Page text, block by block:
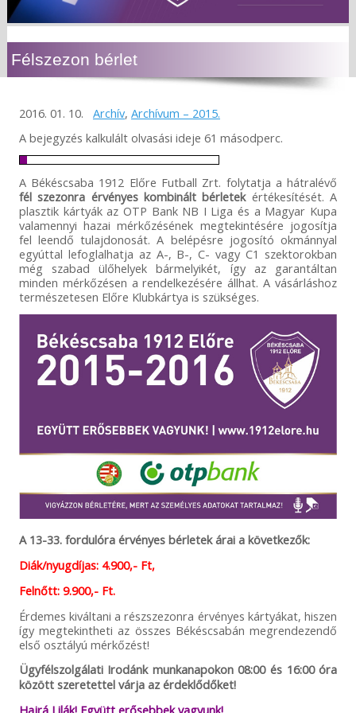
Félszezon bérlet
2016. 01. 10. Archív, Archívum – 2015.
A bejegyzés kalkulált olvasási ideje 61 másodperc.
A Békéscsaba 1912 Előre Futball Zrt. folytatja a hátralévő
fél szezonra érvényes kombinált bérletekértékesítését. A
plasztik kártyák az OTP Bank NB I Liga és a Magyar Kupa
valamennyi hazai mérkőzésének megtekintésére jogosítja
fel leendő tulajdonosát. A belépésre jogosító okmánnyal
egyúttal lefoglalhatja az A-, B-, C- vagy C1 szektorokban
még szabad ülőhelyek bármelyikét, így az garantáltan
minden mérkőzésen a rendelkezésére állhat. A vásárláshoz
természetesen Előre Klubkártya is szükséges.
A 13-33. fordulóra érvényes bérletek árai a következők:
Diák/nyugdíjas: 4.900,- Ft,
Felnőtt: 9.900,- Ft.
Érdemes kiváltani a részszezonra érvényes kártyákat, hiszen
így megtekintheti az összes Békéscsabán megrendezendő
első osztályú mérkőzést!
Ügyfélszolgálati Irodánk munkanapokon 08:00 és 16:00 óra
között szeretettel várja az érdeklődőket!